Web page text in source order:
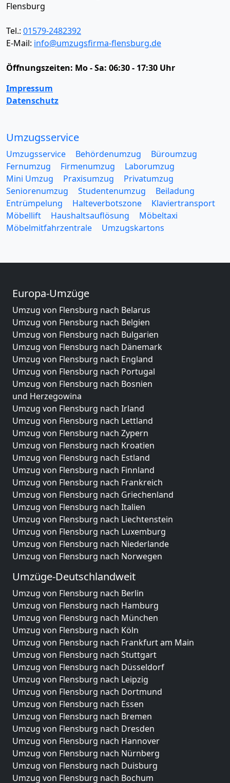
Flensburg
Tel.: 01579-2482392
E-Mail: info@umzugsfirma-flensburg.de
Öffnungszeiten: Mo - Sa: 06:30 - 17:30 Uhr
Impressum
Datenschutz
Umzugsservice
Umzugsservice Behördenumzug
Büroumzug
Fernumzug
Firmenumzug
Laborumzug
Mini Umzug
Praxisumzug
Privatumzug
Seniorenumzug
Studentenumzug
Beiladung
Entrümpelung
Halteverbotszone
Klaviertransport
Möbellift
Haushaltsauflösung
Möbeltaxi
Möbelmitfahrzentrale
Umzugskartons
Europa-Umzüge
Umzug von Flensburg nach Belarus
Umzug von Flensburg nach Belgien
Umzug von Flensburg nach Bulgarien
Umzug von Flensburg nach Dänemark
Umzug von Flensburg nach England
Umzug von Flensburg nach Portugal
Umzug von Flensburg nach Bosnien
und Herzegowina
Umzug von Flensburg nach Irland
Umzug von Flensburg nach Lettland
Umzug von Flensburg nach Zypern
Umzug von Flensburg nach Kroatien
Umzug von Flensburg nach Estland
Umzug von Flensburg nach Finnland
Umzug von Flensburg nach Frankreich
Umzug von Flensburg nach Griechenland
Umzug von Flensburg nach Italien
Umzug von Flensburg nach Liechtenstein
Umzug von Flensburg nach Luxemburg
Umzug von Flensburg nach Niederlande
Umzug von Flensburg nach Norwegen
Umzüge-Deutschlandweit
Umzug von Flensburg nach Berlin
Umzug von Flensburg nach Hamburg
Umzug von Flensburg nach München
Umzug von Flensburg nach Köln
Umzug von Flensburg nach Frankfurt am Main
Umzug von Flensburg nach Stuttgart
Umzug von Flensburg nach Düsseldorf
Umzug von Flensburg nach Leipzig
Umzug von Flensburg nach Dortmund
Umzug von Flensburg nach Essen
Umzug von Flensburg nach Bremen
Umzug von Flensburg nach Dresden
Umzug von Flensburg nach Hannover
Umzug von Flensburg nach Nürnberg
Umzug von Flensburg nach Duisburg
Umzug von Flensburg nach Bochum